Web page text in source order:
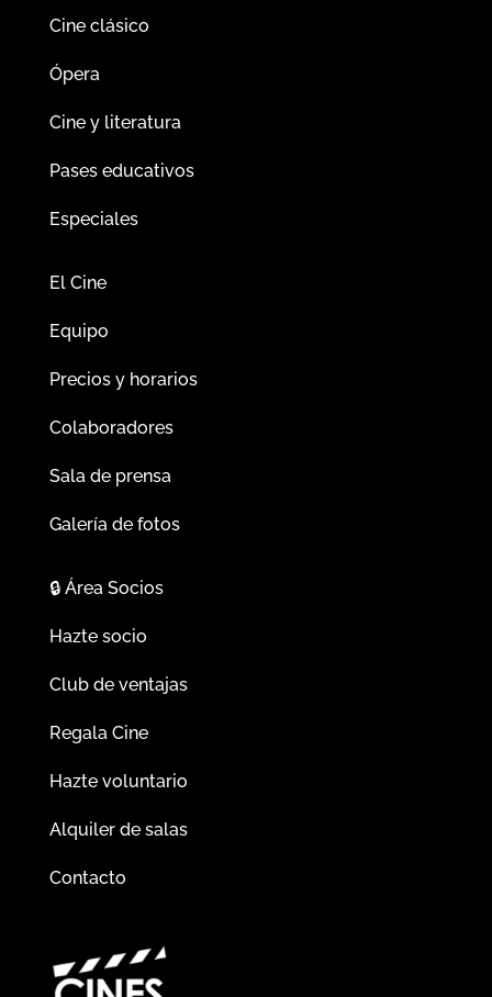
Cine clásico
Ópera
Cine y literatura
Pases educativos
Especiales
El Cine
Equipo
Precios y horarios
Colaboradores
Sala de prensa
Galería de fotos
🔒Área Socios
Hazte socio
Club de ventajas
Regala Cine
Hazte voluntario
Alquiler de salas
Contacto